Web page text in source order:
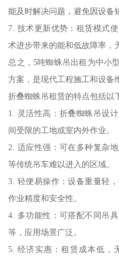
能及时解决问题，避免因设备
7. 技术更新优势：租赁模式
术进步带来的能和低故障率，
总之，5吨蜘蛛吊出租为中小
方案，是现代工程施工和设备
折叠蜘蛛吊租赁的特点包括以
1. 灵活性高：折叠蜘蛛吊设
间受限的工地或室内外作业。
2. 适应性强：可在多种复杂
等传统吊车难以进入的区域。
3. 轻便易操作：设备重量轻
作业精度和安全性。
4. 多功能性：可搭配不同吊
等，应用场景广泛。
5. 经济实惠：租赁成本低，